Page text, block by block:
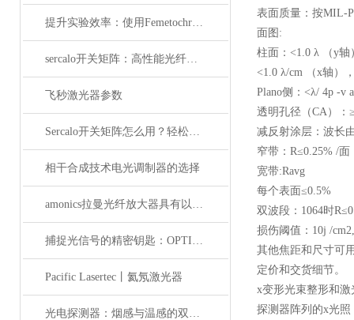
提升实验效率：使用Femetochrome快速扫描自相关仪的优势
sercalo开关矩阵：高性能光纤连接的革新者
飞秒激光器参数
Sercalo开关矩阵怎么用？轻松实现光路智能切换
相干合成技术电光调制器的选择
amonics拉曼光纤放大器具有以下四大优点
捕捉光信号的精密钥匙：OPTILAB光电探测器解析
Pacific Lasertec丨氦氖激光器
光电探测器：烟感与温感的双重角色
表面质量：按MIL-
面图:
柱面：<1.0 λ （y轴
<1.0 λ/cm （x轴）
Plano侧：<λ/ 4p -v
透明孔径（CA）：
减反射涂层：波长
窄带：R≤0.25% /面
宽带:Ravg
每个表面≤0.5%
双波段：1064时
损伤阈值：10j /
其他焦距和尺寸可
定价和交货细节。
x变形光束整形和激
探测器阵列的x光照